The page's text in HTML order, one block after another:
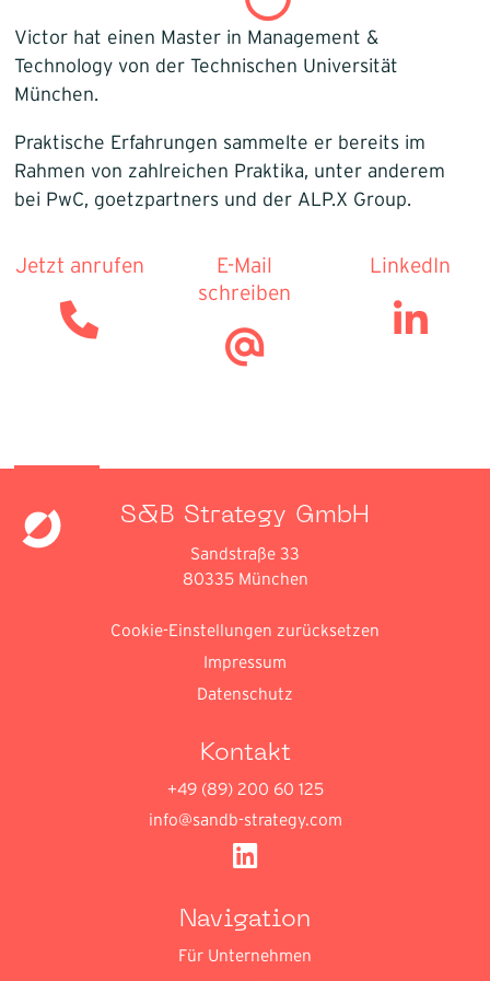
Victor hat einen Master in Management &
Technology von der Technischen Universität
München.
Praktische Erfahrungen sammelte er bereits im
Rahmen von zahlreichen Praktika, unter anderem
bei PwC, goetzpartners und der ALP.X Group.
Jetzt anrufen
E-Mail
schreiben
LinkedIn
S&B Strategy GmbH
Sandstraße 33
80335 München
Cookie-Einstellungen zurücksetzen
Impressum
Datenschutz
Kontakt
+49 (89) 200 60 125
info@sandb-strategy.com
Navigation
Für Unternehmen
Infrastruktur
Logistik